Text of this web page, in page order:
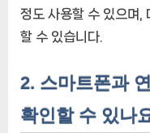
정도 사용할 수 있으며,
할 수 있습니다.
2. 스마트폰과
확인할 수 있나